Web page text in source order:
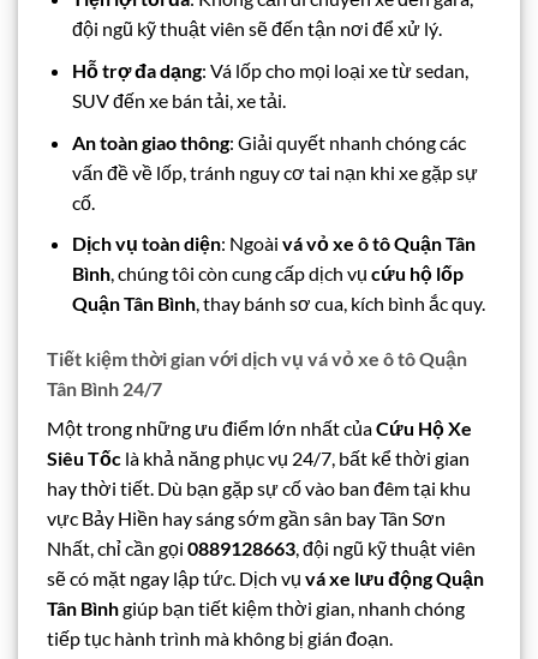
đội ngũ kỹ thuật viên sẽ đến tận nơi để xử lý.
Hỗ trợ đa dạng: Vá lốp cho mọi loại xe từ sedan,
SUV đến xe bán tải, xe tải.
An toàn giao thông: Giải quyết nhanh chóng các
vấn đề về lốp, tránh nguy cơ tai nạn khi xe gặp sự
cố.
Dịch vụ toàn diện: Ngoài vá vỏ xe ô tô Quận Tân
Bình, chúng tôi còn cung cấp dịch vụ cứu hộ lốp
Quận Tân Bình, thay bánh sơ cua, kích bình ắc quy.
Tiết kiệm thời gian với dịch vụ vá vỏ xe ô tô Quận
Tân Bình 24/7
Một trong những ưu điểm lớn nhất củaCứu Hộ Xe
Siêu Tốc là khả năng phục vụ 24/7, bất kể thời gian
hay thời tiết. Dù bạn gặp sự cố vào ban đêm tại khu
vực Bảy Hiền hay sáng sớm gần sân bay Tân Sơn
Nhất, chỉ cần gọi 0889128663, đội ngũ kỹ thuật viên
sẽ có mặt ngay lập tức. Dịch vụ vá xe lưu động Quận
Tân Bìnhgiúp bạn tiết kiệm thời gian, nhanh chóng
tiếp tục hành trình mà không bị gián đoạn.